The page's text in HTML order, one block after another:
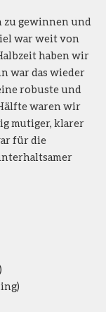
zu gewinnen und
war weit von
haben wir
war das wieder
robuste und
waren wir
mutiger, klarer
für die